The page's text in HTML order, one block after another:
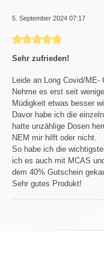
5. September 2024 07:17
Bewertung mit 5 von 5
Sehr zufrieden!
Leide an Long Covid/
Nehme es erst seit
Müdigkeit etwas besser
Davor habe ich die
hatte unzählige Dosen
NEM mir hilft oder nicht.
So habe ich die
ich es auch mit MCAS
dem 40% Gutschein
Sehr gutes Produkt!